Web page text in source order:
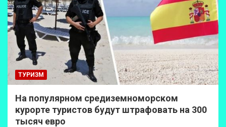
ТУРИЗМ
На популярном средиземноморском
курорте туристов будут штрафовать на 300
тысяч евро